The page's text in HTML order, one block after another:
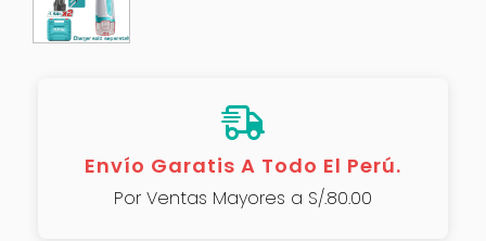
Envío Garatis A Todo El Perú.
Por Ventas Mayores a S/.80.00